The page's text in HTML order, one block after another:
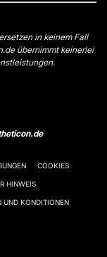
in keinem Fall
übernimmt keinerlei
COOKIES
HINWEIS
UND KONDITIONEN